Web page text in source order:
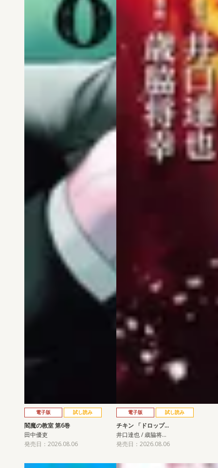
電子版 試し読み
閻魔の教室 第6巻
田中優吏
発売日：2026.08.06
電子版 試し読み
チキン 「ドロップ…
井口達也 / 歳脇将…
発売日：2026.08.06